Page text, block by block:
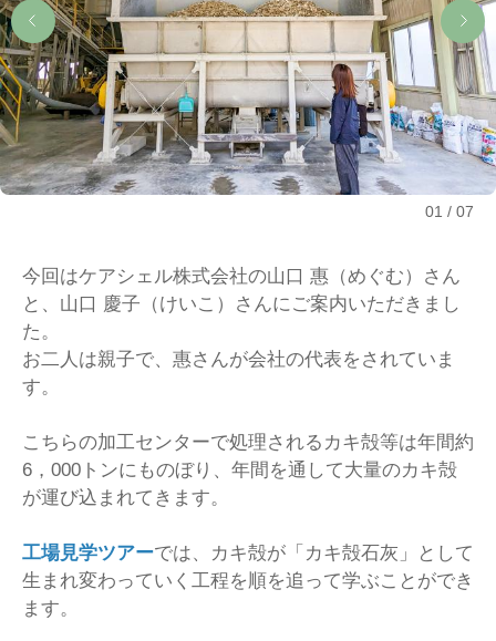
01 07
今回はケアシェル株式会社の山口 惠（めぐむ）さん
と、山口 慶子（けいこ）さんにご案内いただきまし
た。
お二人は親子で、惠さんが会社の代表をされていま
す。
こちらの加工センターで処理されるカキ殻等は年間約
6，000トンにものぼり、年間を通して大量のカキ殻
が運び込まれてきます。
工場見学ツアーでは、カキ殻が「カキ殻石灰」として
生まれ変わっていく工程を順を追って学ぶことができ
ます。